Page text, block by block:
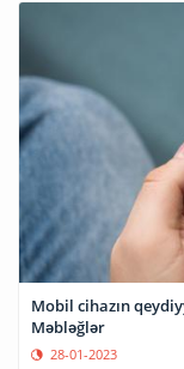
Mobil cihazın
Məbləğlər
28-01-2023